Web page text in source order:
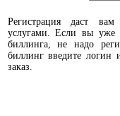
Регистрация даст
услугами. Если вы уже
биллинга, не надо
биллинг введите
заказ.